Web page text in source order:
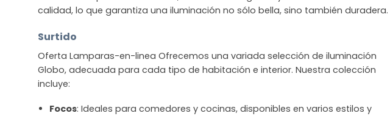
calidad, lo que garantiza una iluminación no sólo bella, sino también duradera.
Surtido
Oferta Lamparas-en-linea Ofrecemos una variada selección de iluminación
Globo, adecuada para cada tipo de habitación e interior. Nuestra colección
incluye:
Focos: Ideales para comedores y cocinas, disponibles en varios estilos y